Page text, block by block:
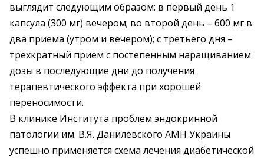
выглядит следующим образом: в первый день 1
капсула (300 мг) вечером; во второй день – 600 мг в
два приема (утром и вечером); с третьего дня –
трехкратный прием с постепенным наращиванием
дозы в последующие дни до получения
терапевтического эффекта при хорошей
переносимости.
В клинике Института проблем эндокринной
патологии им. В.Я. Данилевского АМН Украины
успешно применяется схема лечения диабетической